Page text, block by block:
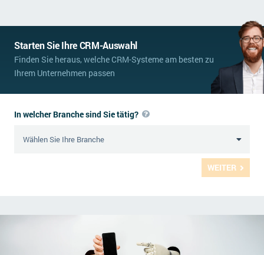
Starten Sie Ihre CRM-Auswahl
Finden Sie heraus, welche CRM-Systeme am besten zu
Ihrem Unternehmen passen
WEITER
In welcher Branche sind Sie tätig?